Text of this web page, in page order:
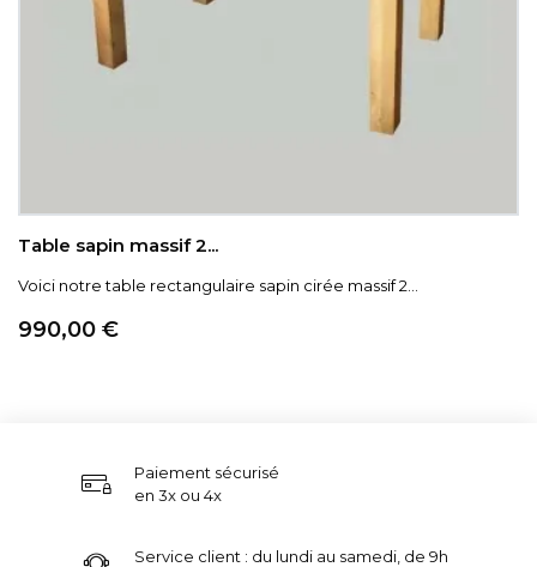
Table sapin massif 2...
Voici notre table rectangulaire sapin cirée massif 2...
Prix
990,00 €
Paiement sécurisé
en 3x ou 4x
Service client : du lundi au samedi, de 9h